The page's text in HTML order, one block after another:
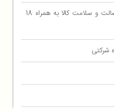
با ضمانت اصالت و سلامت کالا به همراه 18